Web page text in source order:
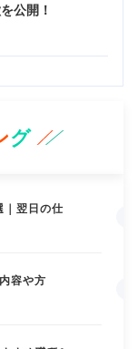
公開！
グ
｜翌日の仕
容や方